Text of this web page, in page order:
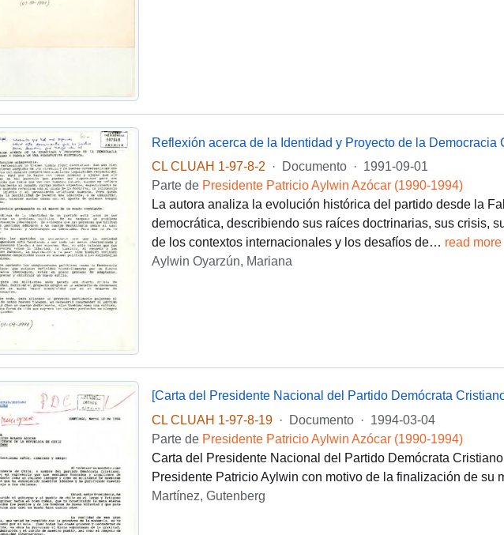
CL CLUAH 1-97-8-2
· Documento · 1991-09-01
Parte de Presidente Patricio Aylwin Azócar (1990-1994)
La autora analiza la evolución histórica del partido desde la
democrática, describiendo sus raíces doctrinarias, sus crisis,
de los contextos internacionales y los desafíos de… read more
Aylwin Oyarzún, Mariana
CL CLUAH 1-97-8-19
· Documento · 1994-03-04
Parte de Presidente Patricio Aylwin Azócar (1990-1994)
Carta del Presidente Nacional del Partido Demócrata
Presidente Patricio Aylwin con motivo de la finalización de su
Martínez, Gutenberg